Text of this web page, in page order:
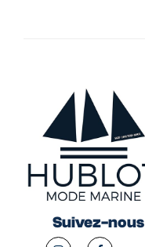
Suivez-nous